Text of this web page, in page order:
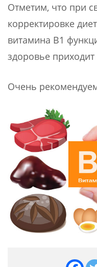
Отметим, что при
корректировке
витамина В1
здоровье
Очень